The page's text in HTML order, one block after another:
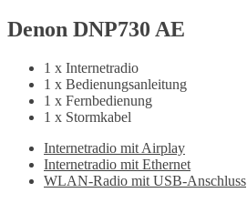
Denon DNP730 AE
1 x Internetradio
1 x Bedienungsanleitung
1 x Fernbedienung
1 x Stormkabel
Internetradio mit Airplay
Internetradio mit Ethernet
WLAN-Radio mit USB-Anschluss